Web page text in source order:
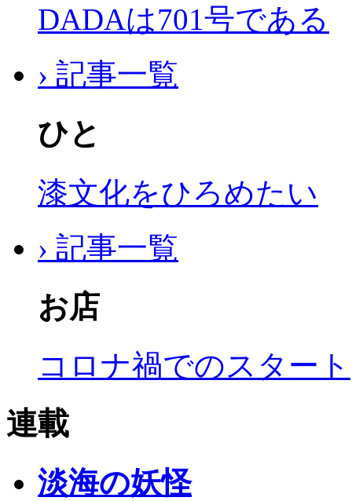
DADAは701号である
› 記事一覧
ひと
漆文化をひろめたい
› 記事一覧
お店
コロナ禍でのスタート
連載
淡海の妖怪